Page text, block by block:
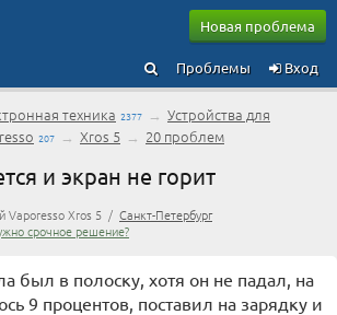
Новая проблема
Вход
Проблемы
техника 2377 → Устройства для
207 → Xros 5 → 20 проблем
и экран не горит
Vaporesso Xros 5 / Санкт-Петербург
срочное решение?
был в полоску, хотя он не падал, на
9 процентов, поставил на зарядку и